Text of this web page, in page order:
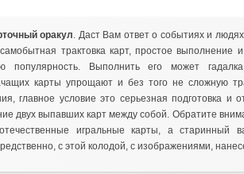
оракул. Даст Вам ответ о событиях и
трактовка карт, простое выполнение и
популярность. Выполнить его может
карты упрощают и без того не сложную
главное условие это серьезная подготовка и
двух выпавших карт между собой. Обратите
игральные карты, а старинный
с этой колодой, с изображениями,